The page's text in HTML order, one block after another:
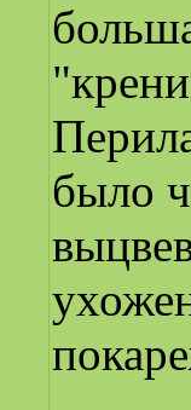
было